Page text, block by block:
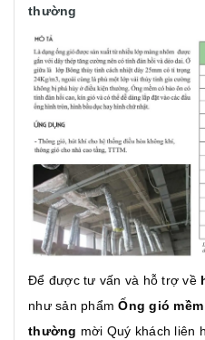
thường
Để được tư vấn và hỗ trợ về
như sản phẩmỐng gió
thường mời Quý khách liên